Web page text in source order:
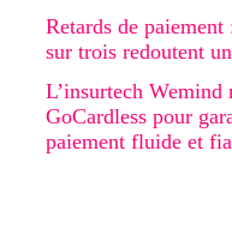
Retards de
sur trois redoutent
L’insurtech Wemind
GoCardless pour
paiement fluide et